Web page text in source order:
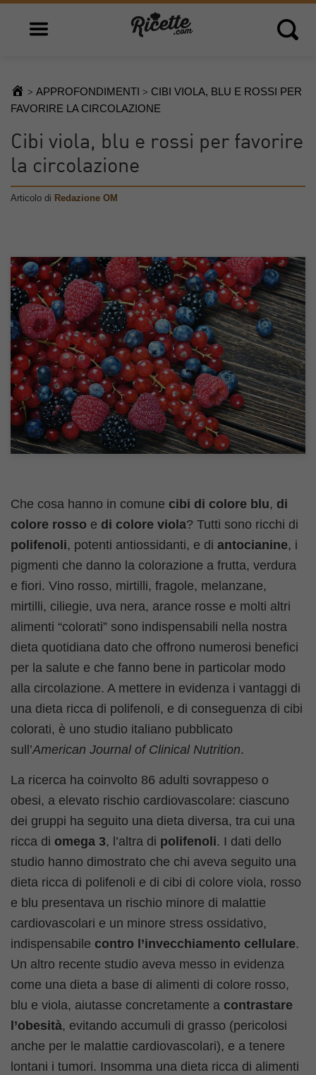
Open main menu Open
> APPROFONDIMENTI > CIBI VIOLA, BLU E ROSSI PER
FAVORIRE LA CIRCOLAZIONE
Cibi viola, blu e rossi per favorire
la circolazione
Articolo di Redazione OM
Che cosa hanno in comune cibi di colore blu, di
colore rosso e di colore viola? Tutti sono ricchi di
polifenoli, potenti antiossidanti, e di antocianine, i
pigmenti che danno la colorazione a frutta, verdura
e fiori. Vino rosso, mirtilli, fragole, melanzane,
mirtilli, ciliegie, uva nera, arance rosse e molti altri
alimenti “colorati” sono indispensabili nella nostra
dieta quotidiana dato che offrono numerosi benefici
per la salute e che fanno bene in particolar modo
alla circolazione. A mettere in evidenza i vantaggi di
una dieta ricca di polifenoli, e di conseguenza di cibi
colorati, è uno studio italiano pubblicato
sull’American Journal of Clinical Nutrition.
La ricerca ha coinvolto 86 adulti sovrappeso o
obesi, a elevato rischio cardiovascolare: ciascuno
dei gruppi ha seguito una dieta diversa, tra cui una
ricca di omega 3, l’altra di polifenoli. I dati dello
studio hanno dimostrato che chi aveva seguito una
dieta ricca di polifenoli e di cibi di colore viola, rosso
e blu presentava un rischio minore di malattie
cardiovascolari e un minore stress ossidativo,
indispensabile contro l’invecchiamento cellulare.
Un altro recente studio aveva messo in evidenza
come una dieta a base di alimenti di colore rosso,
blu e viola, aiutasse concretamente a contrastare
l’obesità, evitando accumuli di grasso (pericolosi
anche per le malattie cardiovascolari), e a tenere
lontani i tumori. Insomma una dieta ricca di alimenti